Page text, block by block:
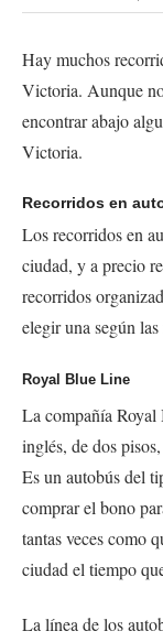
Hay muchos
Victoria. Aunque
encontrar abajo
Victoria.
Recorridos en
Los recorridos en
ciudad, y a precio
recorridos
elegir una según
Royal Blue Line
La compañía Royal
inglés, de dos
Es un autobús del
comprar el bono
tantas veces como
ciudad el tiempo
La línea de los